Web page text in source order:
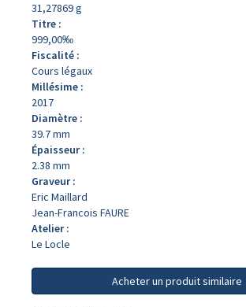
31,27869 g
Titre :
999,00‰
Fiscalité :
Cours légaux
Millésime :
2017
Diamètre :
39.7 mm
Épaisseur :
2.38 mm
Graveur :
Eric Maillard
Jean-Francois FAURE
Atelier :
Le Locle
Acheter un produit similaire